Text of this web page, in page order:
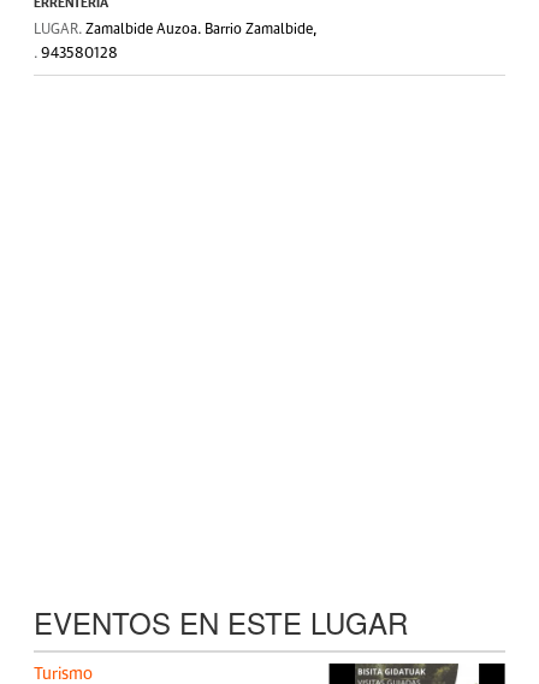
LUGAR. Zamalbide Auzoa. Barrio Zamalbide,
. 943580128
EVENTOS EN ESTE LUGAR
Turismo